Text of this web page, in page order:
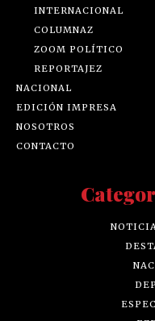
INTERNACIONAL
COLUMNAZ
ZOOM POLÍTICO
REPORTAJEZ
NACIONAL
EDICIÓN IMPRESA
NOSOTROS
CONTACTO